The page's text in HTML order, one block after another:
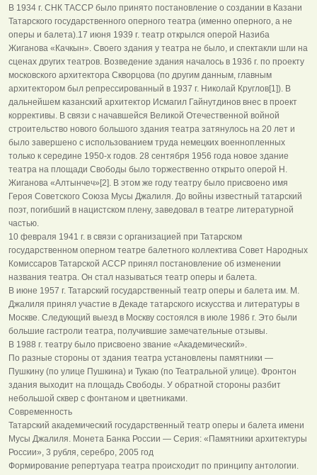
В 1934 г. СНК ТАССР было принято постановление о создании в Казани
Татарского государственного оперного театра (именно оперного, а не
оперы и балета).17 июня 1939 г. театр открылся оперой Назиба
Жиганова «Качкын». Своего здания у театра не было, и спектакли шли на
сценах других театров. Возведение здания началось в 1936 г. по проекту
московского архитектора Скворцова (по другим данным, главным
архитектором был репрессированный в 1937 г. Николай Круглов[1]). В
дальнейшем казанский архитектор Исмагил Гайнутдинов внес в проект
коррективы. В связи с начавшейся Великой Отечественной войной
строительство нового большого здания театра затянулось на 20 лет и
было завершено с использованием труда немецких военнопленных
только к середине 1950-х годов. 28 сентября 1956 года новое здание
театра на площади Свободы было торжественно открыто оперой Н.
Жиганова «Алтынчеч»[2]. В этом же году театру было присвоено имя
Героя Советского Союза Мусы Джалиля. До войны известный татарский
поэт, погибший в нацистском плену, заведовал в театре литературной
частью.
10 февраля 1941 г. в связи с организацией при Татарском
государственном оперном театре балетного коллектива Совет Народных
Комиссаров Татарской АССР принял постановление об изменении
названия театра. Он стал называться театр оперы и балета.
В июне 1957 г. Татарский государственный театр оперы и балета им. М.
Джалиля принял участие в Декаде татарского искусства и литературы в
Москве. Следующий выезд в Москву состоялся в июле 1986 г. Это были
большие гастроли театра, получившие замечательные отзывы.
В 1988 г. театру было присвоено звание «Академический».
По разные стороны от здания театра установлены памятники —
Пушкину (по улице Пушкина) и Тукаю (по Театральной улице). Фронтон
здания выходит на площадь Свободы. У обратной стороны разбит
небольшой сквер с фонтаном и цветниками.
Современность
Татарский академический государственный театр оперы и балета имени
Мусы Джалиля. Монета Банка России — Серия: «Памятники архитектуры
России», 3 рубля, серебро, 2005 год
Формирование репертуара театра происходит по принципу антологии.